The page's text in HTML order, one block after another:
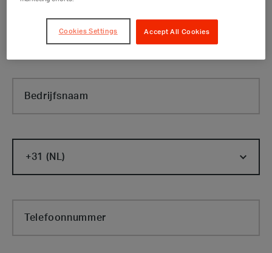
Achternaam
Bedrijfsnaam
Telefoonnummer
Accept All Cookies
Cookies Settings